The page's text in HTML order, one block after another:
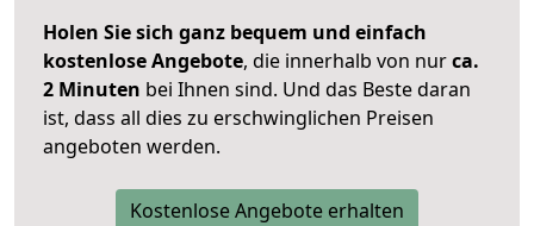
Holen Sie sich ganz bequem und einfach
kostenlose Angebote, die innerhalb von nurca.
2 Minuten bei Ihnen sind. Und das Beste daran
ist, dass all dies zu erschwinglichen Preisen
angeboten werden.
Kostenlose Angebote erhalten